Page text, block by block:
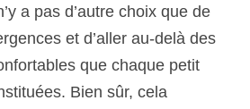
a pas d’autre choix que de
et d’aller au-delà des
que chaque petit
Bien sûr, cela